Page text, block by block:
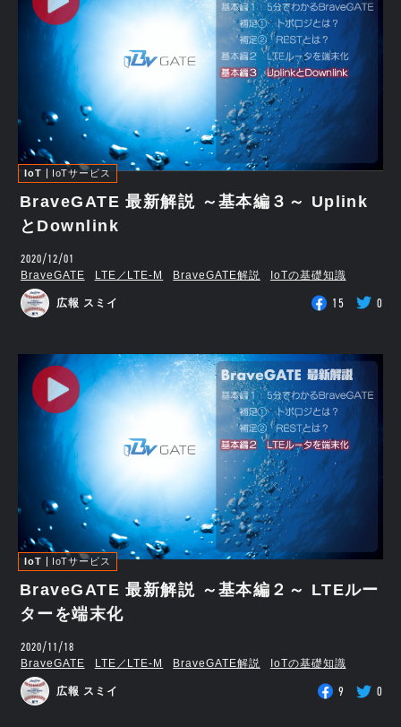
IoT IoTサービス
BraveGATE 最新解説 ～基本編３～ Uplink
とDownlink
2020/12/01
BraveGATE LTE／LTE-M BraveGATE解説 IoTの基礎知識
広報 スミイ 15 0
IoT IoTサービス
BraveGATE 最新解説 ～基本編２～ LTEルー
ターを端末化
2020/11/18
BraveGATE LTE／LTE-M BraveGATE解説 IoTの基礎知識
広報 スミイ 9 0